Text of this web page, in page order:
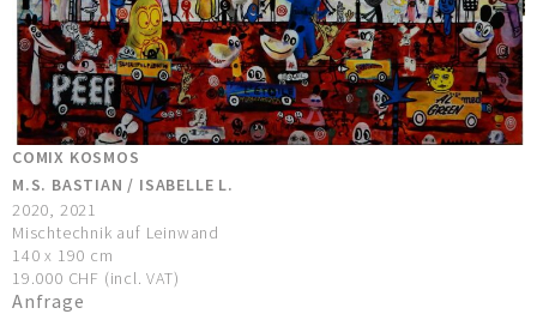
COMIX KOSMOS
M.S. BASTIAN / ISABELLE L.
2020, 2021
Mischtechnik auf Leinwand
140 x 190 cm
19.000 CHF (incl. VAT)
Anfrage